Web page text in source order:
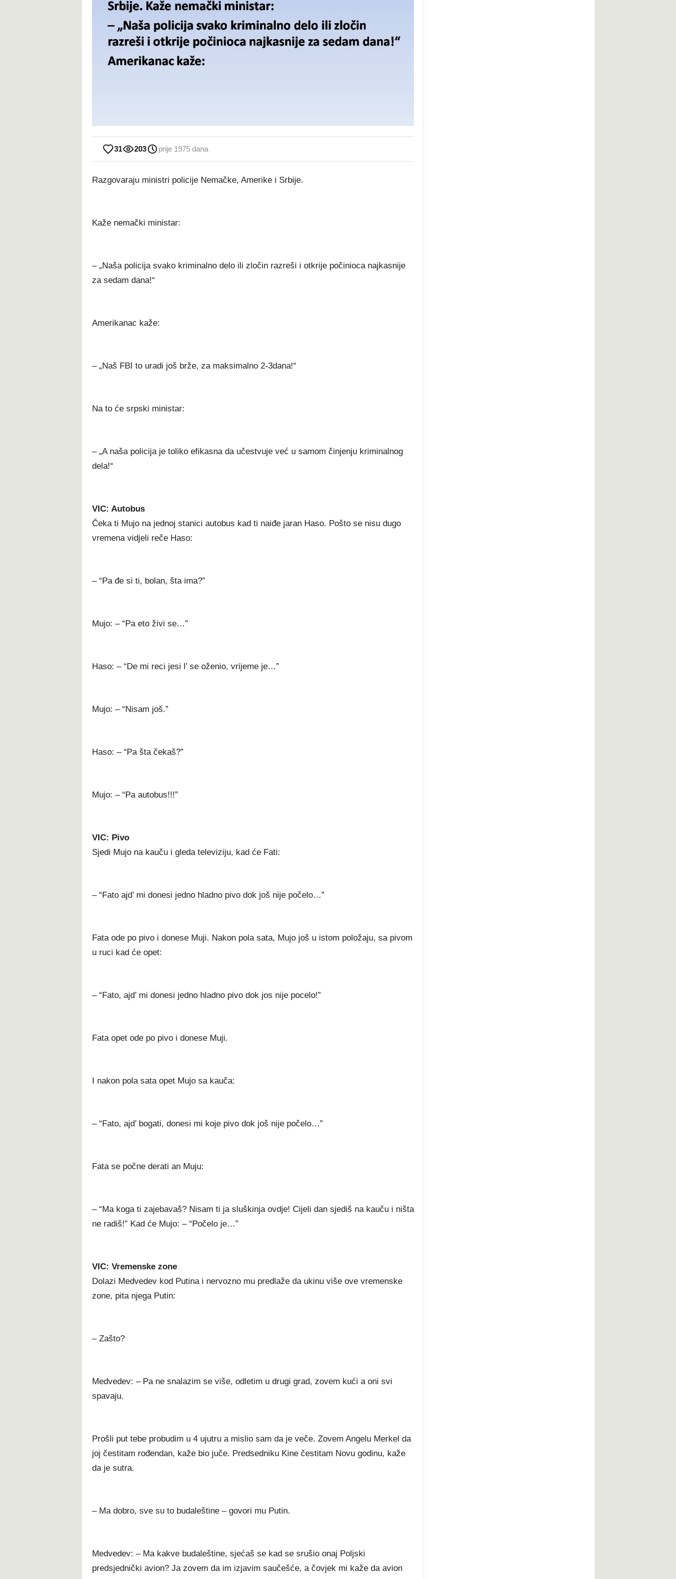
31 203 prije 1975 dana
Razgovaraju ministri policije Nemačke, Amerike i Srbije.
Kaže nemački ministar:
– „Naša policija svako kriminalno delo ili zločin razreši i otkrije počinioca najkasnije
za sedam dana!“
Amerikanac kaže:
– „Naš FBI to uradi još brže, za maksimalno 2-3dana!“
Na to će srpski ministar:
– „A naša policija je toliko efikasna da učestvuje već u samom činjenju kriminalnog
dela!“
VIC: Autobus
Čeka ti Mujo na jednoj stanici autobus kad ti naiđe jaran Haso. Pošto se nisu dugo
vremena vidjeli reče Haso:
– “Pa đe si ti, bolan, šta ima?”
Mujo: – “Pa eto živi se…”
Haso: – “De mi reci jesi l’ se oženio, vrijeme je…”
Mujo: – “Nisam još.”
Haso: – “Pa šta čekaš?”
Mujo: – “Pa autobus!!!”
VIC: Pivo
Sjedi Mujo na kauču i gleda televiziju, kad će Fati:
– “Fato ajd’ mi donesi jedno hladno pivo dok još nije počelo…”
Fata ode po pivo i donese Muji. Nakon pola sata, Mujo još u istom položaju, sa pivom
u ruci kad će opet:
– “Fato, ajd’ mi donesi jedno hladno pivo dok jos nije pocelo!”
Fata opet ode po pivo i donese Muji.
I nakon pola sata opet Mujo sa kauča:
– “Fato, ajd’ bogati, donesi mi koje pivo dok još nije počelo…”
Fata se počne derati an Muju:
– “Ma koga ti zajebavaš? Nisam ti ja sluškinja ovdje! Cijeli dan sjediš na kauču i ništa
ne radiš!” Kad će Mujo: – “Počelo je…”
VIC: Vremenske zone
Dolazi Medvedev kod Putina i nervozno mu predlaže da ukinu više ove vremenske
zone, pita njega Putin:
– Zašto?
Medvedev: – Pa ne snalazim se više, odletim u drugi grad, zovem kući a oni svi
spavaju.
Prošli put tebe probudim u 4 ujutru a mislio sam da je veče. Zovem Angelu Merkel da
joj čestitam rođendan, kaže bio juče. Predsedniku Kine čestitam Novu godinu, kaže
da je sutra.
– Ma dobro, sve su to budaleštine – govori mu Putin.
Medvedev: – Ma kakve budaleštine, sjećaš se kad se srušio onaj Poljski
predsjednički avion? Ja zovem da im izjavim saučešće, a čovjek mi kaže da avion